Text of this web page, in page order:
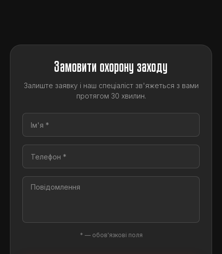
Замовити охорону заходу
Залиште заявку і наш спеціаліст зв'яжеться з вами
протягом 30 хвилин.
* — обов'язкові поля